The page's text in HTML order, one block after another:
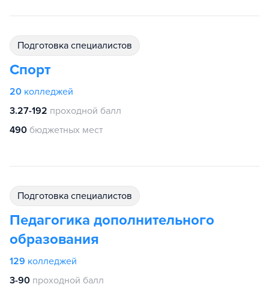
подготовка специалистов
Спорт
20 колледжей
3.27-192 проходной балл
490 бюджетных мест
подготовка специалистов
Педагогика дополнительного
образования
129 колледжей
3-90 проходной балл